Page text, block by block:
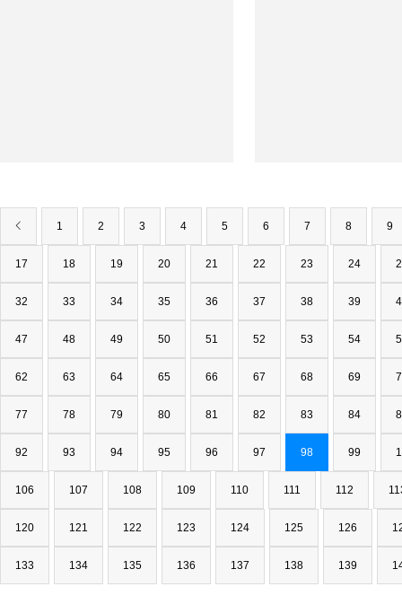
1 2 3 4 5 6 7 8 9
17 18 19 20 21 22 23 24
32 33 34 35 36 37 38 39
47 48 49 50 51 52 53 54
62 63 64 65 66 67 68 69
77 78 79 80 81 82 83 84
92 93 94 95 96 97 98 99
106 107 108 109 110 111 112
120 121 122 123 124 125 126
133 134 135 136 137 138 139